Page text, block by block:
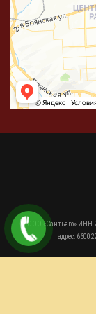
ООО «Сантьяго» ИНН
адрес: